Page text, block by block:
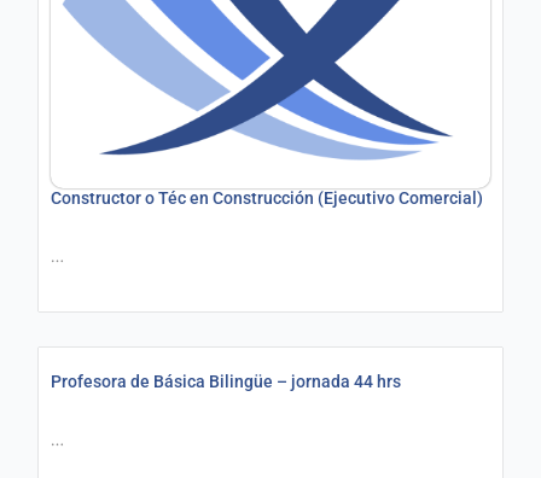
Constructor o Téc en Construcción (Ejecutivo Comercial)
…
Profesora de Básica Bilingüe – jornada 44 hrs
…